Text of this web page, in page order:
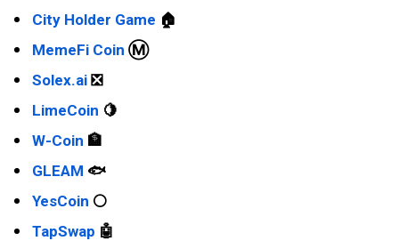
City Holder Game 🏠
MemeFi Coin Ⓜ
Solex.ai ❎
LimeCoin 🍋
W-Coin 🏦
GLEAM 🐟
YesCoin ⚪
TapSwap 🤖